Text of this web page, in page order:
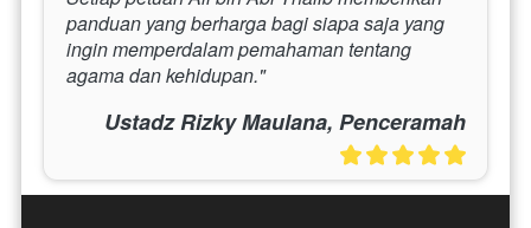
panduan yang berharga bagi siapa saja yang
ingin memperdalam pemahaman tentang
agama dan kehidupan."
Ustadz Rizky Maulana, Penceramah